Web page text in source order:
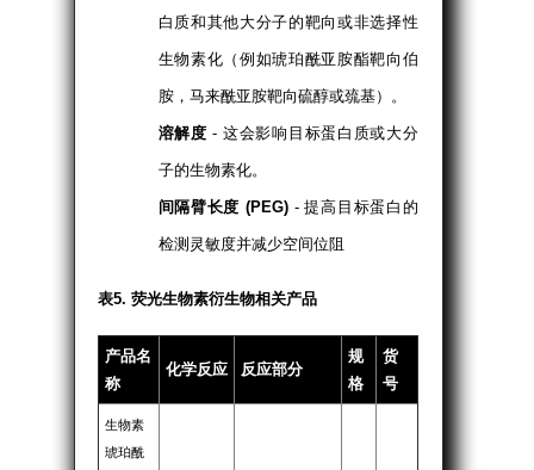
白质和其他大分子的靶向或非选择性
生物素化（例如琥珀酰亚胺酯靶向伯
胺，马来酰亚胺靶向硫醇或巯基）。
溶解度 - 这会影响目标蛋白质或大分
子的生物素化。
间隔臂长度 (PEG)- 提高目标蛋白的
检测灵敏度并减少空间位阻
表5. 荧光生物素衍生物相关产品
产品名
称
化学反应 反应部分
规
格
货
号
生物素
琥珀酰